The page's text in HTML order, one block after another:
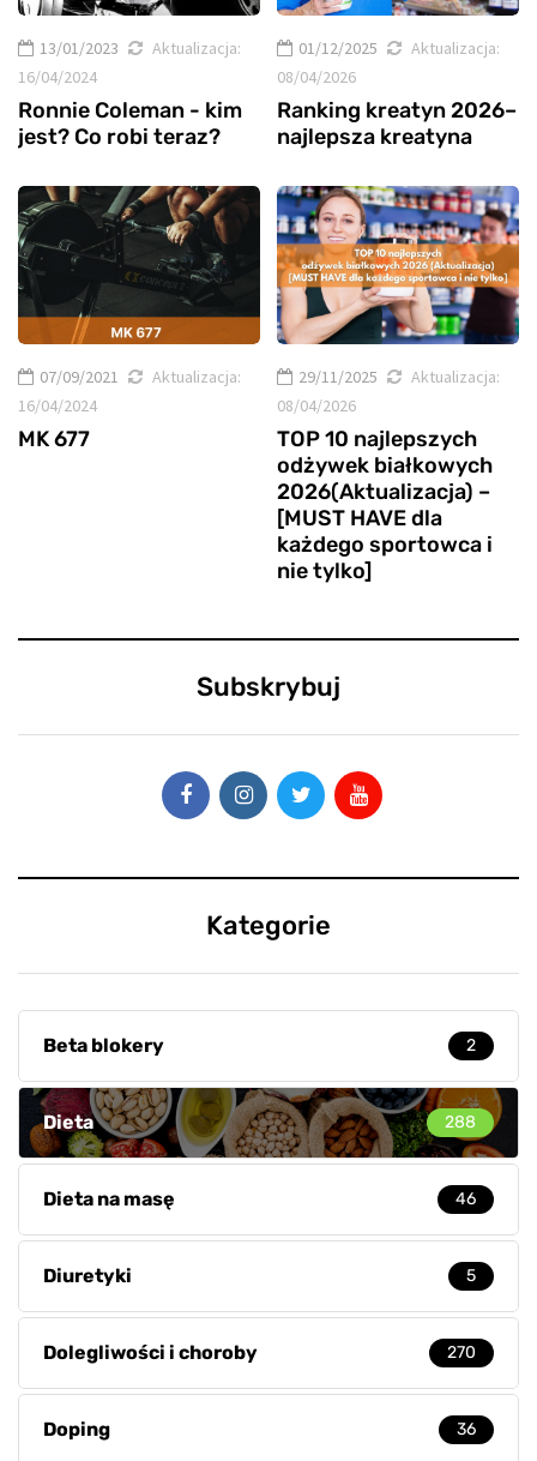
13/01/2023
Aktualizacja:
16/04/2024
Ronnie Coleman - kim
jest? Co robi teraz?
01/12/2025
Aktualizacja:
08/04/2026
Ranking kreatyn 2026–
najlepsza kreatyna
07/09/2021
Aktualizacja:
16/04/2024
MK 677
29/11/2025
Aktualizacja:
08/04/2026
TOP 10 najlepszych
odżywek białkowych
2026(Aktualizacja) –
[MUST HAVE dla
każdego sportowca i
nie tylko]
Subskrybuj
Kategorie
Beta blokery 2
Dieta 288
Dieta na masę 46
Diuretyki 5
Dolegliwości i choroby 270
Doping 36